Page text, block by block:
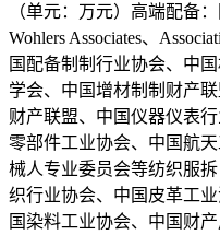
（单元：万元）高端配备
Wohlers Associates、
国配备制制行业协会、中
学会、中国增材制制财产
财产联盟、中国仪器仪表
零部件工业协会、中国航
械人专业委员会等纺织服
织行业协会、中国皮革工
国染料工业协会、中国财